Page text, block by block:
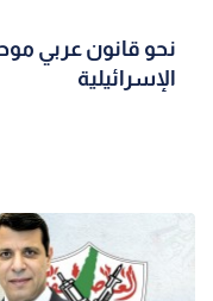
نحو قانون عربي
الإسرائيلية